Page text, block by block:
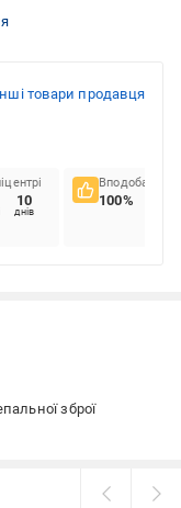
товари продавця
10
днів
Вподобання
100%
зброї